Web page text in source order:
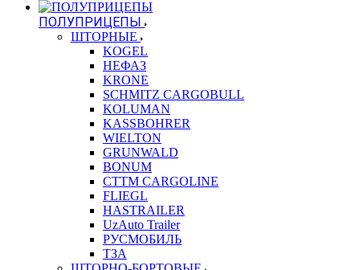
ПОЛУПРИЦЕПЫ
ШТОРНЫЕ
KOGEL
НЕФАЗ
KRONE
SCHMITZ CARGOBULL
KOLUMAN
KASSBOHRER
WIELTON
GRUNWALD
BONUM
CTTM CARGOLINE
FLIEGL
HASTRAILER
UzAuto Trailer
РУСМОБИЛЬ
ТЗА